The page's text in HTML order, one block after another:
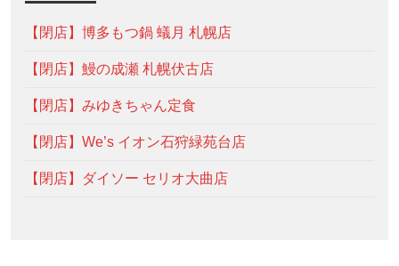
【閉店】博多もつ鍋 蟻月 札幌店
【閉店】鰻の成瀬 札幌伏古店
【閉店】みゆきちゃん定食
【閉店】We’s イオン石狩緑苑台店
【閉店】ダイソー セリオ大曲店